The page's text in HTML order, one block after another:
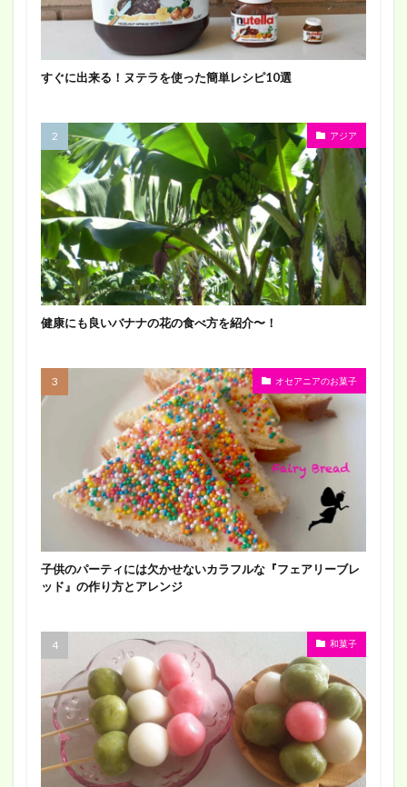
すぐに出来る！ヌテラを使った簡単レシピ10選
アジア
健康にも良いバナナの花の食べ方を紹介〜！
オセアニアのお菓子
子供のパーティには欠かせないカラフルな『フェアリーブレ
ッド』の作り方とアレンジ
和菓子